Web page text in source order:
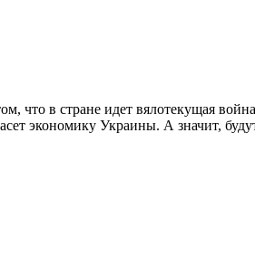
что в стране идет вялотекущая
экономику Украины. А значит,